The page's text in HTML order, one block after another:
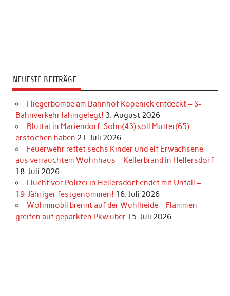
NEUESTE BEITRÄGE
Fliegerbombe am Bahnhof Köpenick entdeckt – S-
Bahnverkehr lahmgelegt! 3. August 2026
Bluttat in Mariendorf: Sohn(43) soll Mutter(65)
erstochen haben 21. Juli 2026
Feuerwehr rettet sechs Kinder und elf Erwachsene
aus verrauchtem Wohnhaus – Kellerbrand in Hellersdorf
18. Juli 2026
Flucht vor Polizei in Hellersdorf endet mit Unfall –
19-Jähriger festgenommen! 16. Juli 2026
Wohnmobil brennt auf der Wuhlheide – Flammen
greifen auf geparkten Pkw über 15. Juli 2026